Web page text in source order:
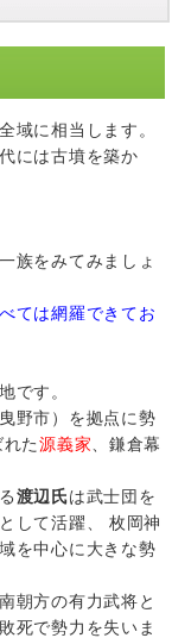
域に相当します。
には古墳を築か
族をみてみましょ
ては網羅できてお
です。
野市）を拠点に勢
れた源義家 、鎌倉幕
渡辺氏は武士団を
して活躍、 枚岡神
を中心に大きな勢
朝方の有力武将と
死で勢力を失いま